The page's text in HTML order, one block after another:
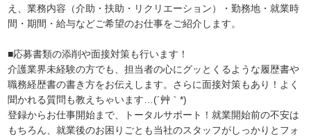
え、業務内容（介助・扶助・リクリエーション）・勤務地・就業時
間・期間・給与などご希望のお仕事をご紹介します。
■応募書類の添削や面接対策も行います！
介護業界未経験の方でも、担当者の心にグッとくるような履歴書や
職務経歴書の書き方をお伝えします。さらに面接対策もあり！よく
聞かれる質問も教えちゃいます…(´艸｀*)
登録からお仕事開始まで、トータルサポート！就業開始前の不安は
もちろん、就業後のお困りごとも当社のスタッフがしっかりとフォ